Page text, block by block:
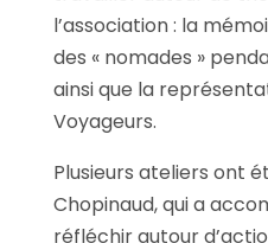
l’association : la
des « nomades »
ainsi que la
Voyageurs.
Plusieurs ateliers ont
Chopinaud, qui a
réfléchir autour